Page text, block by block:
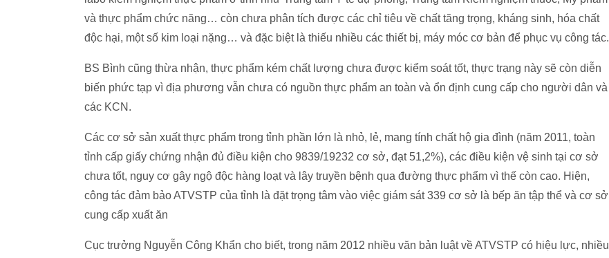
và thực phẩm chức năng… còn chưa phân tích được các chỉ tiêu về chất tăng trọng, kháng sinh, hóa chất
độc hại, một số kim loại nặng… và đặc biệt là thiếu nhiều các thiết bị, máy móc cơ bản để phục vụ công tác.
BS Bình cũng thừa nhận, thực phẩm kém chất lượng chưa được kiểm soát tốt, thực trạng này sẽ còn diễn
biến phức tạp vì địa phương vẫn chưa có nguồn thực phẩm an toàn và ổn định cung cấp cho người dân và
các KCN.
Các cơ sở sản xuất thực phẩm trong tỉnh phần lớn là nhỏ, lẻ, mang tính chất hộ gia đình (năm 2011, toàn
tỉnh cấp giấy chứng nhận đủ điều kiện cho 9839/19232 cơ sở, đạt 51,2%), các điều kiện vệ sinh tại cơ sở
chưa tốt, nguy cơ gây ngộ độc hàng loạt và lây truyền bệnh qua đường thực phẩm vì thế còn cao. Hiện,
công tác đảm bảo ATVSTP của tỉnh là đặt trọng tâm vào việc giám sát 339 cơ sở là bếp ăn tập thể và cơ sở
cung cấp xuất ăn
Cục trưởng Nguyễn Công Khẩn cho biết, trong năm 2012 nhiều văn bản luật về ATVSTP có hiệu lực, nhiều